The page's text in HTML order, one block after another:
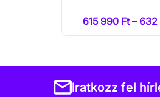
615 990 Ft –
Iratkozz fel